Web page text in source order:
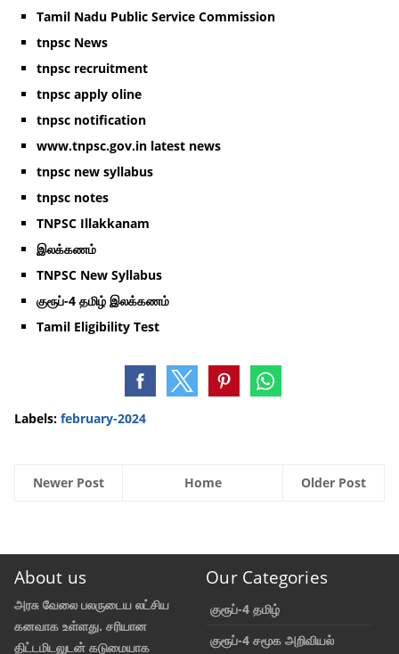
Tamil Nadu Public Service Commission
tnpsc News
tnpsc recruitment
tnpsc apply oline
tnpsc notification
www.tnpsc.gov.in latest news
tnpsc new syllabus
tnpsc notes
TNPSC Illakkanam
இலக்கணம்
TNPSC New Syllabus
குரூப்-4 தமிழ் இலக்கணம்
Tamil Eligibility Test
Labels: february-2024
Newer Post Older Post
Home
About us
அரசு வேலை பலருடைய லட்சிய
கனவாக உள்ளது. சரியான
திட்டமிடலுடன் கடுமையாக
Our Categories
குரூப்-4 தமிழ்
குரூப்-4 சமூக அறிவியல்